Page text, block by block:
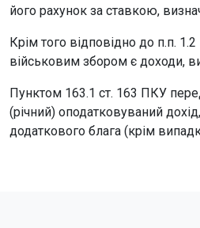
його рахунок за ставкою,
Крім того відповідно до п.п.
військовим збором є доходи,
Пунктом 163.1 ст. 163 ПКУ
(річний) оподатковуваний
додаткового блага (крім